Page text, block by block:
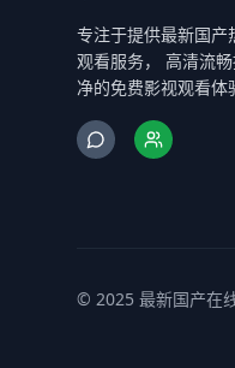
专注于提供最新国产
观看服务， 高清流
净的免费影视观看体
© 2025 最新国产在